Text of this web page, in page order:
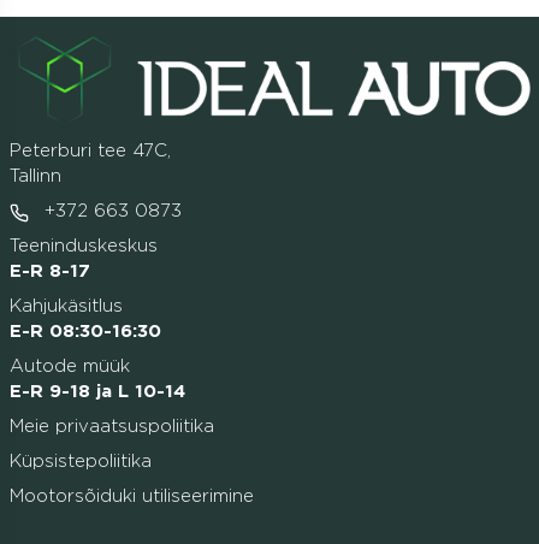
Peterburi tee 47C,
Tallinn
+372 663 0873
Teeninduskeskus
E-R 8-17
Kahjukäsitlus
E-R 08:30-16:30
Autode müük
E-R 9-18 ja L 10-14
Meie privaatsuspoliitika
Küpsistepoliitika
Mootorsõiduki utiliseerimine